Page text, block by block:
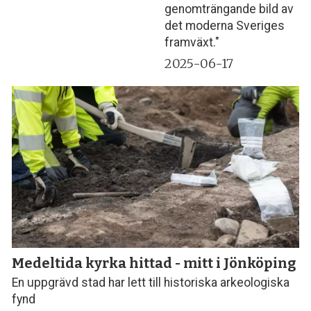
genomträngande bild av
det moderna Sveriges
framväxt."
2025-06-17
Medeltida kyrka hittad - mitt i Jönköping
En uppgrävd stad har lett till historiska arkeologiska
fynd